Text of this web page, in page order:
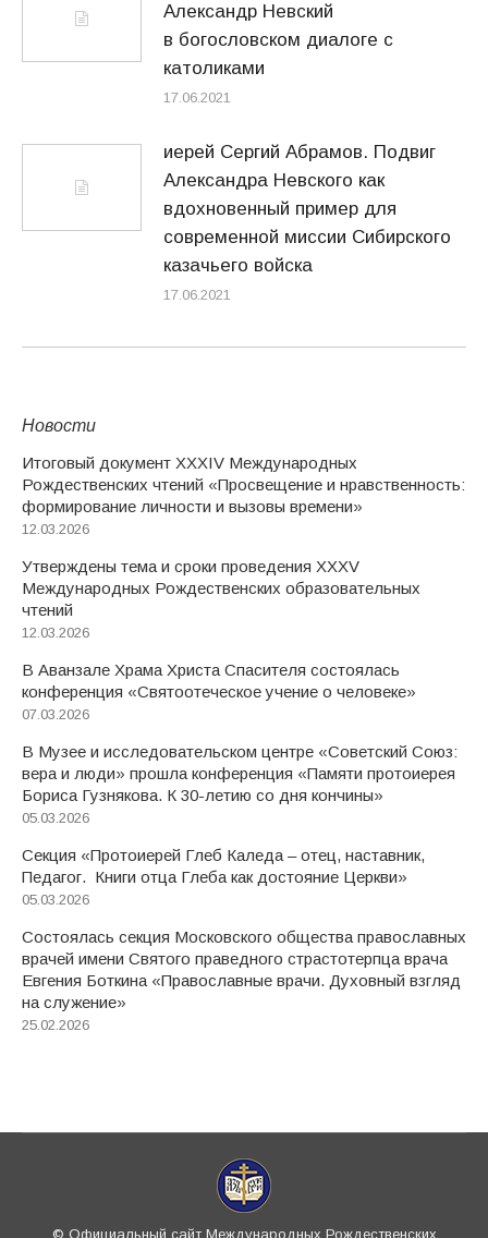
Александр Невский
в богословском диалоге с
католиками
17.06.2021
иерей Сергий Абрамов. Подвиг
Александра Невского как
вдохновенный пример для
современной миссии Сибирского
казачьего войска
17.06.2021
Новости
Итоговый документ XXХIV Международных
Рождественских чтений «Просвещение и нравственность:
формирование личности и вызовы времени»
12.03.2026
Утверждены тема и сроки проведения XXXV
Международных Рождественских образовательных
чтений
12.03.2026
В Аванзале Храма Христа Спасителя состоялась
конференция «Святоотеческое учение о человеке»
07.03.2026
В Музее и исследовательском центре «Советский Союз:
вера и люди» прошла конференция «Памяти протоиерея
Бориса Гузнякова. К 30-летию со дня кончины»
05.03.2026
Секция «Протоиерей Глеб Каледа – отец, наставник,
Педагог. Книги отца Глеба как достояние Церкви»
05.03.2026
Состоялась секция Московского общества православных
врачей имени Святого праведного страстотерпца врача
Евгения Боткина «Православные врачи. Духовный взгляд
на служение»
25.02.2026
© Официальный сайт Международных Рождественских